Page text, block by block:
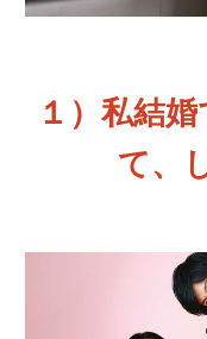
１）私結婚
て、